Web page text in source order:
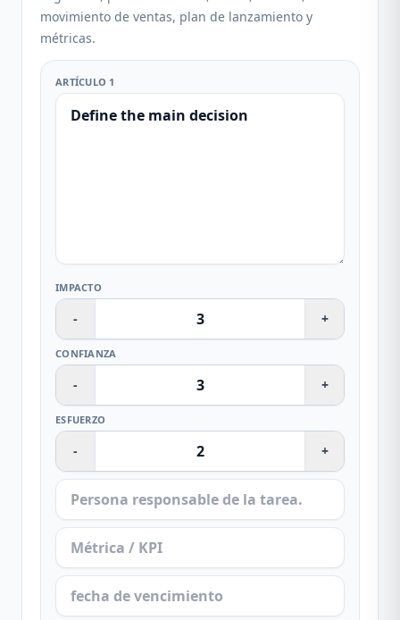
movimiento de ventas, plan de lanzamiento y
métricas.
ARTÍCULO 1
IMPACTO
- +
CONFIANZA
- +
ESFUERZO
- +